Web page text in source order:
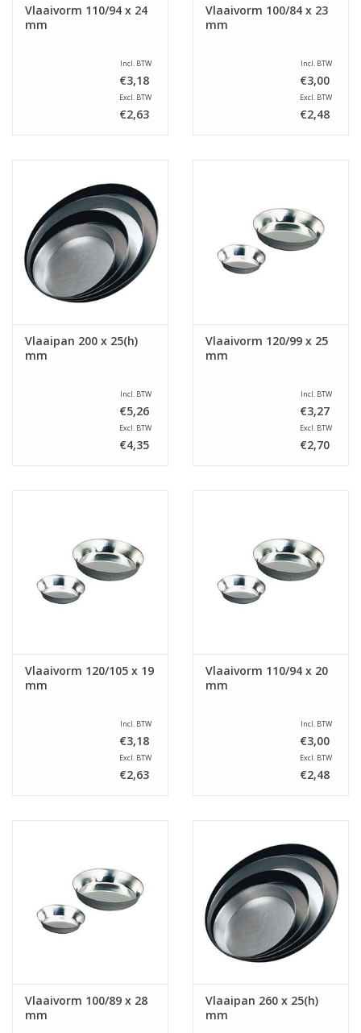
Vlaaivorm 110/94 x 24
mm
Incl. BTW
€3,18
Excl. BTW
€2,63
Vlaaivorm 100/84 x 23
mm
Incl. BTW
€3,00
Excl. BTW
€2,48
Vlaaipan 200 x 25(h)
mm
Incl. BTW
€5,26
Excl. BTW
€4,35
Vlaaivorm 120/99 x 25
mm
Incl. BTW
€3,27
Excl. BTW
€2,70
Vlaaivorm 120/105 x 19
mm
Incl. BTW
€3,18
Excl. BTW
€2,63
Vlaaivorm 110/94 x 20
mm
Incl. BTW
€3,00
Excl. BTW
€2,48
Vlaaivorm 100/89 x 28
mm
Vlaaipan 260 x 25(h)
mm